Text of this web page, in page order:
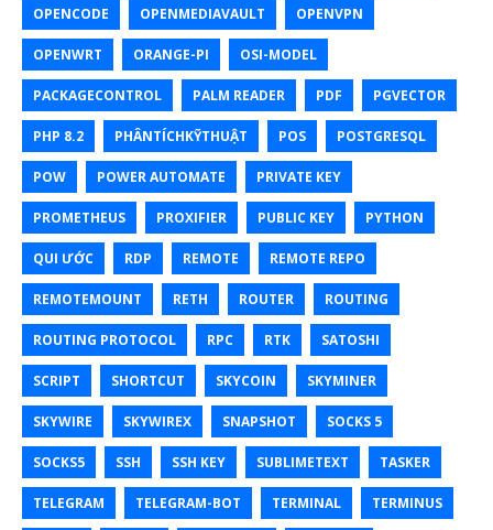
OPENCODE OPENMEDIAVAULT OPENVPN
OPENWRT ORANGE-PI OSI-MODEL
PACKAGECONTROL PALM READER PDF PGVECTOR
PHP 8.2 PHÂNTÍCHKỸTHUẬT POS POSTGRESQL
POW POWER AUTOMATE PRIVATE KEY
PROMETHEUS PROXIFIER PUBLIC KEY PYTHON
QUI ƯỚC RDP REMOTE REMOTE REPO
REMOTEMOUNT RETH ROUTER ROUTING
ROUTING PROTOCOL RPC RTK SATOSHI
SCRIPT SHORTCUT SKYCOIN SKYMINER
SKYWIRE SKYWIREX SNAPSHOT SOCKS 5
SOCKS5 SSH SSH KEY SUBLIMETEXT TASKER
TELEGRAM TELEGRAM-BOT TERMINAL TERMINUS